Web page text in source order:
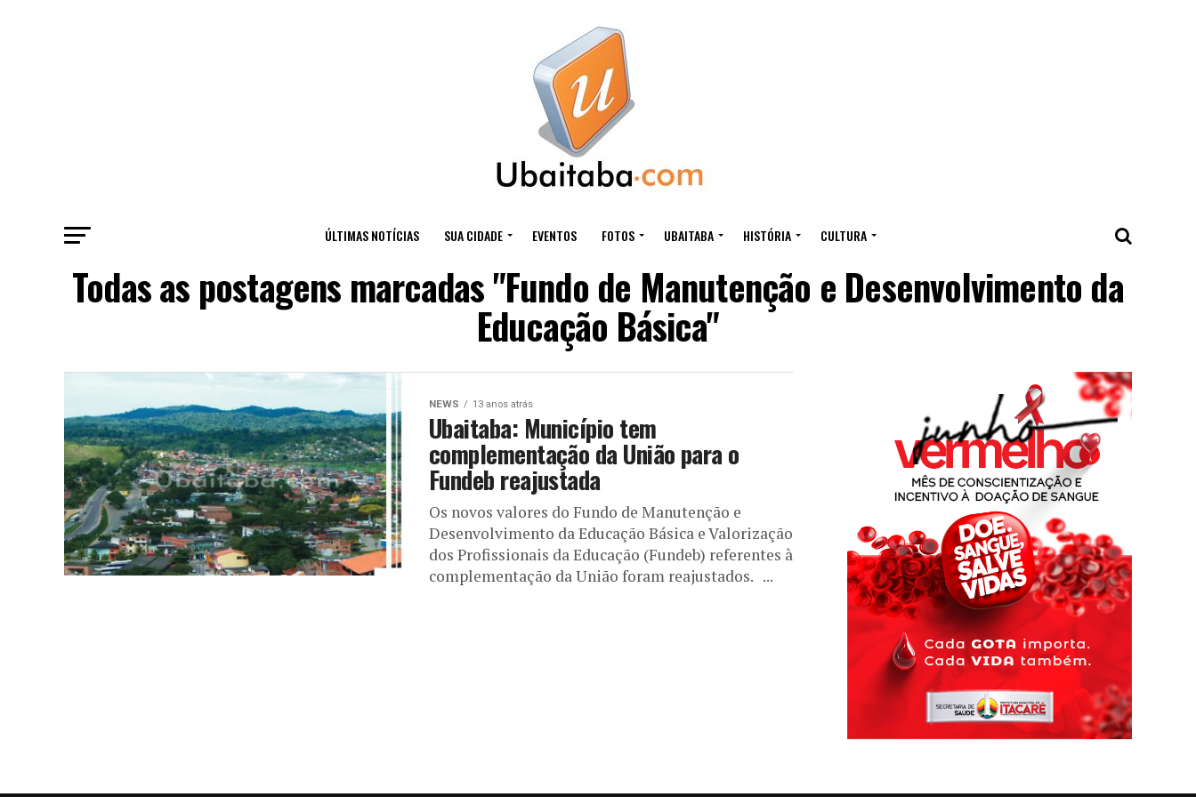
ÚLTIMAS NOTÍCIAS SUA CIDADE EVENTOS FOTOS UBAITABA HISTÓRIA CULTURA
Todas as postagens marcadas "Fundo de Manutenção e Desenvolvimento da
Educação Básica"
NEWS 13 anos atrás
Ubaitaba: Município tem
complementação da União para o
Fundeb reajustada
Os novos valores do Fundo de Manutenção e
Desenvolvimento da Educação Básica e Valorização
dos Profissionais da Educação (Fundeb) referentes à
complementação da União foram reajustados. ...